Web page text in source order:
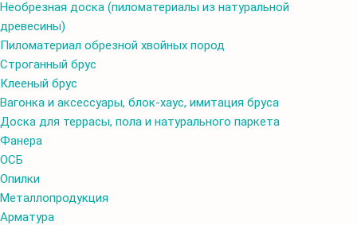
Необрезная доска (пиломатериалы из натуральной
древесины)
Пиломатериал обрезной хвойных пород
Строганный брус
Клееный брус
Вагонка и аксессуары, блок-хаус, имитация бруса
Доска для террасы, пола и натурального паркета
Фанера
ОСБ
Опилки
Металлопродукция
Арматура